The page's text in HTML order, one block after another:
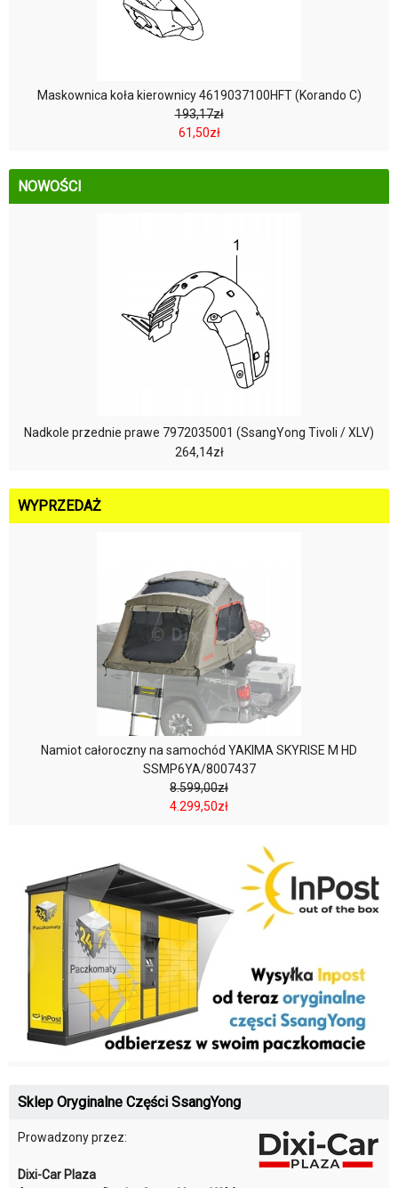
Maskownica koła kierownicy 4619037100HFT (Korando C)
193,17zł
61,50zł
NOWOŚCI
Nadkole przednie prawe 7972035001 (SsangYong Tivoli / XLV)
264,14zł
WYPRZEDAŻ
Namiot całoroczny na samochód YAKIMA SKYRISE M HD
SSMP6YA/8007437
8.599,00zł
4.299,50zł
Sklep Oryginalne Części SsangYong
Prowadzony przez:
Dixi-Car Plaza